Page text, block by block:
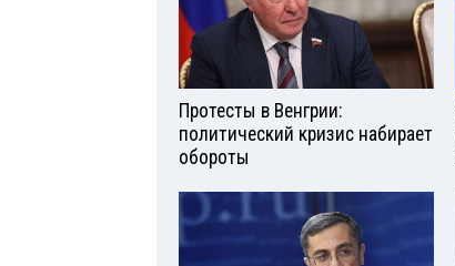
Протесты в Венгрии:
политический кризис набирает
обороты